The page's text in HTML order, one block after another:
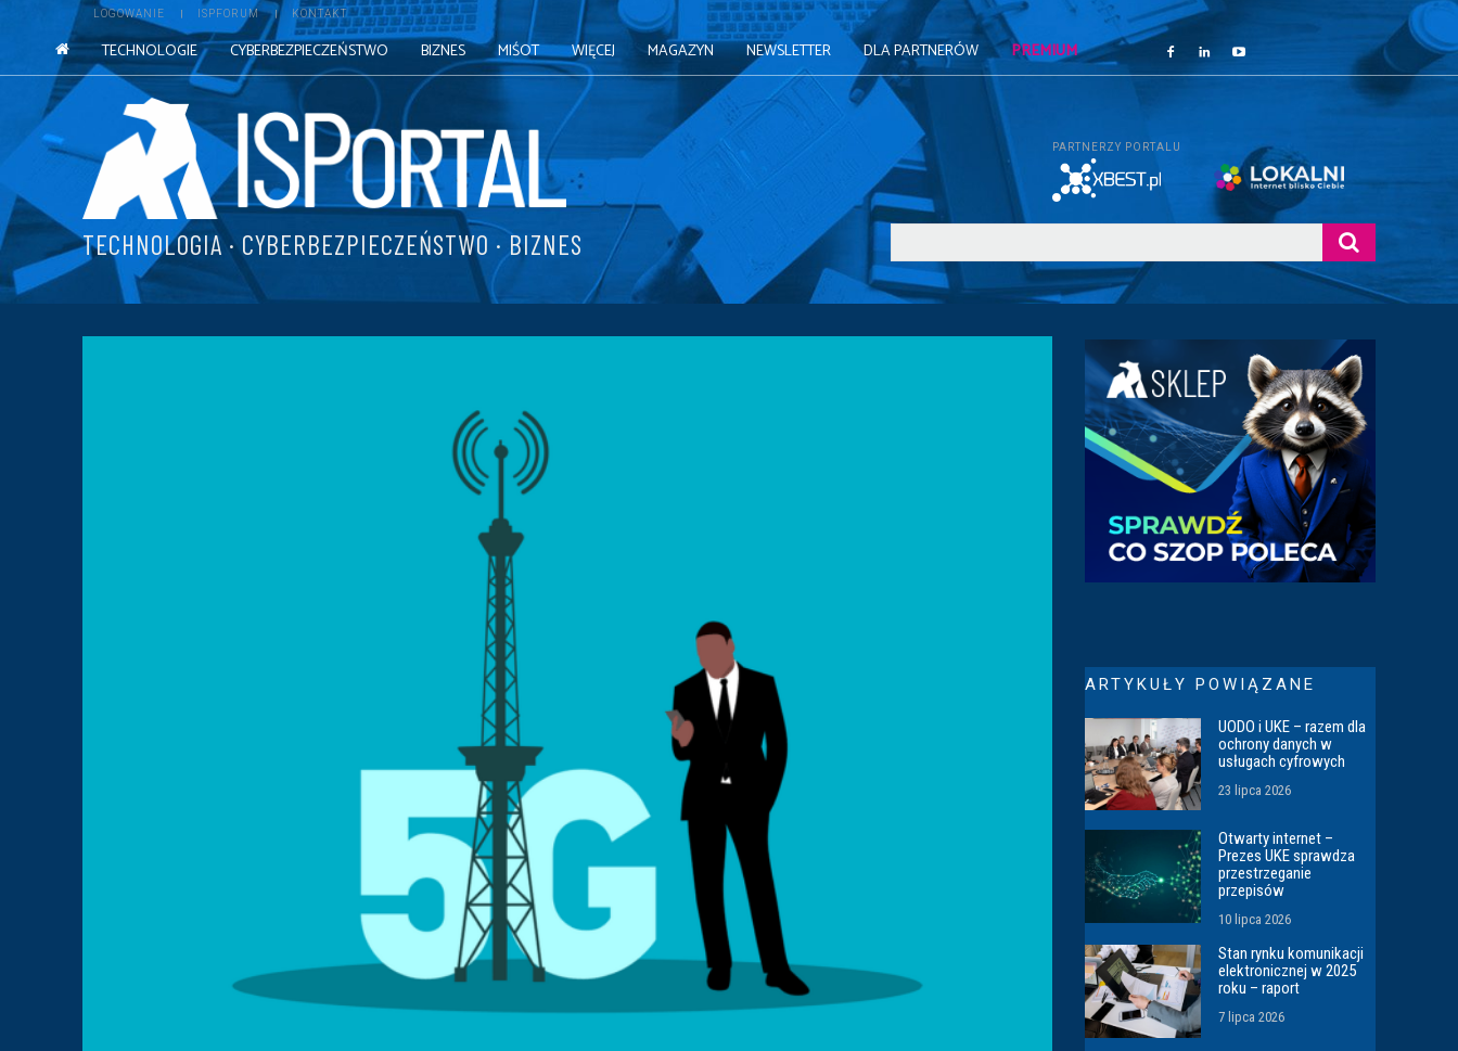
LOGOWANIE ISPFORUM KONTAKT
TECHNOLOGIE CYBERBEZPIECZEŃSTWO BIZNES MIŚOT WIĘCEJ MAGAZYN NEWSLETTER DLA PARTNERÓW PREMIUM
TECHNOLOGIA · CYBERBEZPIECZEŃSTWO · BIZNES
PARTNERZY PORTALU
ARTYKUŁY POWIĄZANE
UODO i UKE – razem dla
ochrony danych w
usługach cyfrowych
23 lipca 2026
Otwarty internet –
Prezes UKE sprawdza
przestrzeganie
przepisów
10 lipca 2026
Stan rynku komunikacji
elektronicznej w 2025
roku – raport
7 lipca 2026